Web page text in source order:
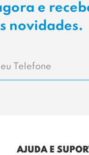
e
novidades.
AJUDA E